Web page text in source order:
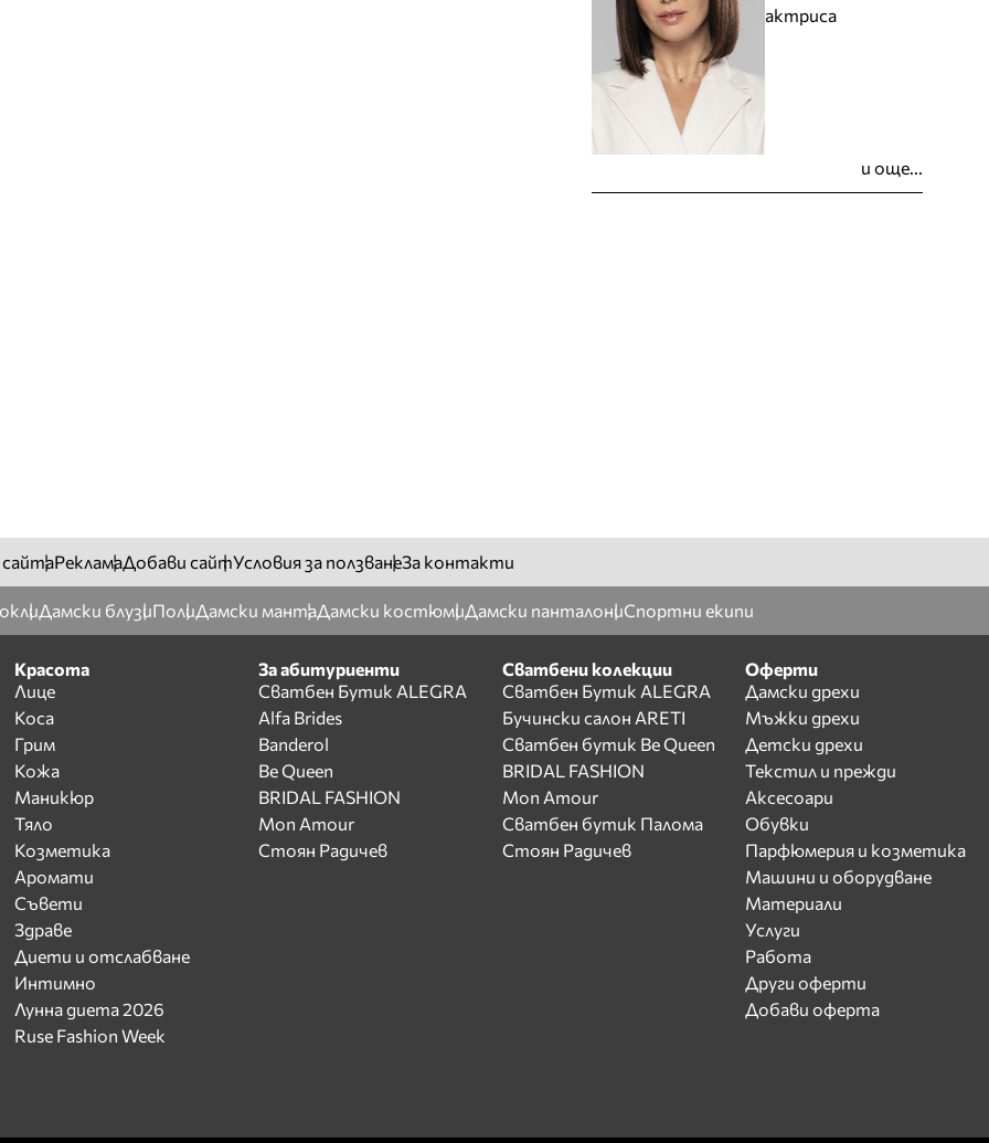
актриса
и още...
сайтаРекламаДобави сайтУсловия за ползванеЗа контакти
Дамски блузиПолиДамски мантаДамски костюмиДамски панталониСпортни екипи
Красота
Лице
Коса
Грим
Кожа
Маникюр
Тяло
Козметика
Аромати
Съвети
Здраве
Диети и отслабване
Интимно
Лунна диета 2026
Ruse Fashion Week
За абитуриенти
Сватбен Бутик ALEGRA
Alfa Brides
Banderol
Be Queen
BRIDAL FASHION
Mon Amour
Стоян Радичев
Сватбени колекции
Сватбен Бутик ALEGRA
Бучински салон ARETI
Сватбен бутик Be Queen
BRIDAL FASHION
Mon Amour
Сватбен бутик Палома
Стоян Радичев
Оферти
Дамски дрехи
Мъжки дрехи
Детски дрехи
Текстил и прежди
Аксесоари
Обувки
Парфюмерия и козметика
Машини и оборудване
Материали
Услуги
Работа
Други оферти
Добави оферта